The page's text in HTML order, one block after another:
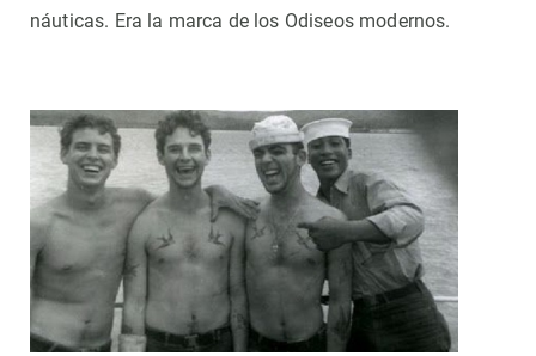
náuticas. Era la marca de los Odiseos modernos.